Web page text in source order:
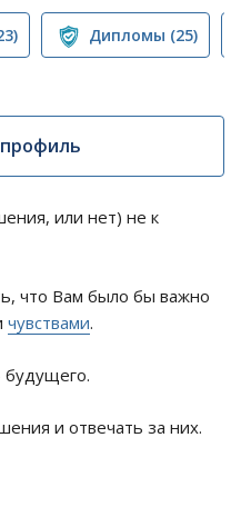
Дипломы (25)
или нет) не к
что Вам было бы важно
чувствами.
будущего.
и отвечать за них.